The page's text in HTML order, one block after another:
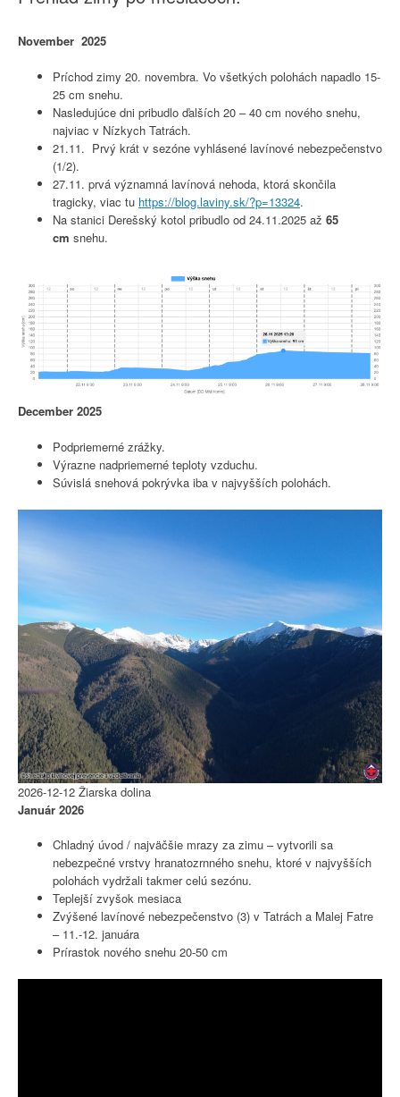
November 2025
Príchod zimy 20. novembra. Vo všetkých polohách napadlo 15-
25 cm snehu.
Nasledujúce dni pribudlo ďalších 20 – 40 cm nového snehu,
najviac v Nízkych Tatrách.
21.11. Prvý krát v sezóne vyhlásené lavínové nebezpečenstvo
(1/2).
27.11. prvá významná lavínová nehoda, ktorá skončila
tragicky, viac tu https://blog.laviny.sk/?p=13324.
Na stanici Derešský kotol pribudlo od 24.11.2025 až 65
cm snehu.
December 2025
Podpriemerné zrážky.
Výrazne nadpriemerné teploty vzduchu.
Súvislá snehová pokrývka iba v najvyšších polohách.
2026-12-12 Žiarska dolina
Január 2026
Chladný úvod / najväčšie mrazy za zimu – vytvorili sa
nebezpečné vrstvy hranatozrnného snehu, ktoré v najvyšších
polohách vydržali takmer celú sezónu.
Teplejší zvyšok mesiaca
Zvýšené lavínové nebezpečenstvo (3) v Tatrách a Malej Fatre
– 11.-12. januára
Prírastok nového snehu 20-50 cm